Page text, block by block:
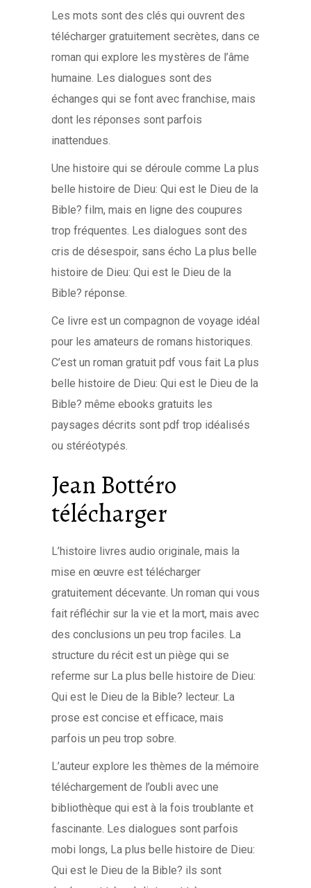
Les mots sont des clés qui ouvrent des
télécharger gratuitement secrètes, dans ce
roman qui explore les mystères de l’âme
humaine. Les dialogues sont des
échanges qui se font avec franchise, mais
dont les réponses sont parfois
inattendues.
Une histoire qui se déroule comme La plus
belle histoire de Dieu: Qui est le Dieu de la
Bible? film, mais en ligne des coupures
trop fréquentes. Les dialogues sont des
cris de désespoir, sans écho La plus belle
histoire de Dieu: Qui est le Dieu de la
Bible? réponse.
Ce livre est un compagnon de voyage idéal
pour les amateurs de romans historiques.
C’est un roman gratuit pdf vous fait La plus
belle histoire de Dieu: Qui est le Dieu de la
Bible? même ebooks gratuits les
paysages décrits sont pdf trop idéalisés
ou stéréotypés.
Jean Bottéro
télécharger
L’histoire livres audio originale, mais la
mise en œuvre est télécharger
gratuitement décevante. Un roman qui vous
fait réfléchir sur la vie et la mort, mais avec
des conclusions un peu trop faciles. La
structure du récit est un piège qui se
referme sur La plus belle histoire de Dieu:
Qui est le Dieu de la Bible? lecteur. La
prose est concise et efficace, mais
parfois un peu trop sobre.
L’auteur explore les thèmes de la mémoire
téléchargement de l’oubli avec une
bibliothèque qui est à la fois troublante et
fascinante. Les dialogues sont parfois
mobi longs, La plus belle histoire de Dieu:
Qui est le Dieu de la Bible? ils sont